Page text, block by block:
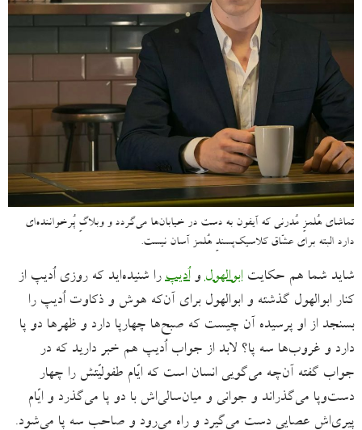
تماشای هُلمزِ مُدرنی که آیفون به دست در خیابان‌ها می‌گردد و وبلاگِ پُرخواننده‌ای
دارد البته برای عشّاق کلاسیک‌پسندِ هُلمز آسان نیست.
شاید شما هم حکایتابوالهول واُدیپ را شنیده‌اید که روزی اُدیپ از
کنار ابوالهول گذشته و ابوالهول برای آن‌که هوش و ذکاوت اُدیپ را
بسنجد از او پرسیده آن چیست که صبح‌ها چهارپا دارد و ظهرها دو پا
دارد و غروب‌ها سه پا؟ لابد از جواب اُدیپ هم خبر دارید که در
جواب گفته آن‌چه می‌‌گویی انسان است که ایّام طفولیّتش را چهار
دست‌وپا می‌گذراند و جوانی و میان‌سالی‌اش با دو پا می‌گذرد و ایّام
پیری‌اش عصایی دست می‌گیرد و راه می‌رود و صاحب سه پا می‌شود.